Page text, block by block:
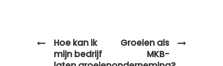
Hoe kan ik
mijn bedrijf
Groeien als
MKB-